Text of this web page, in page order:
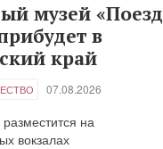
музей «Поезд
в
край
07.08.2026
на
вокзалах